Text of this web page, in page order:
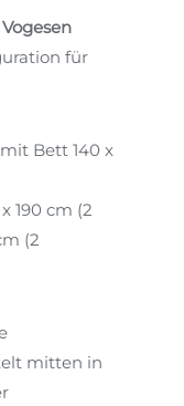
für
Bett 140 x
190 cm (2
(2
mitten in